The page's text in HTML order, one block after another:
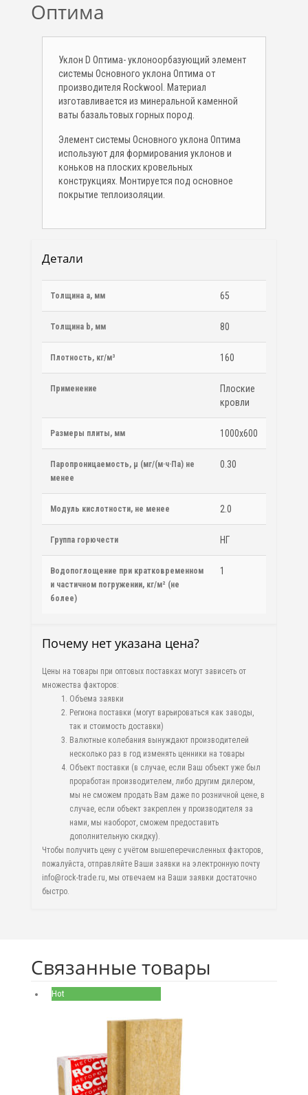
Оптима
Уклон D Оптима- уклоноорбазующий элемент
системы Основного уклона Оптима от
производителя Rockwool. Материал
изготавливается из минеральной каменной
ваты базальтовых горных пород.
Элемент системы Основного уклона Оптима
используют для формирования уклонов и
коньков на плоских кровельных
конструкциях. Монтируется под основное
покрытие теплоизоляции.
Детали
Толщина a, мм 65
Толщина b, мм 80
Плотность, кг/м³ 160
Применение
Плоские
кровли
Размеры плиты, мм 1000х600
Паропроницаемость, μ (мг/(м·ч·Па) не
менее
0.30
Модуль кислотности, не менее 2.0
Группа горючести НГ
Водопоглощение при кратковременном
и частичном погружении, кг/м² (не
более)
1
Почему нет указана цена?
Цены на товары при оптовых поставках могут зависеть от
множества факторов:
Объема заявки
Региона поставки (могут варьироваться как заводы,
так и стоимость доставки)
Валютные колебания вынуждают производителей
несколько раз в год изменять ценники на товары
Объект поставки (в случае, если Ваш объект уже был
проработан производителем, либо другим дилером,
мы не сможем продать Вам даже по розничной цене, в
случае, если объект закреплен у производителя за
нами, мы наоборот, сможем предоставить
дополнительную скидку).
Чтобы получить цену с учётом вышеперечисленных факторов,
пожалуйста, отправляйте Ваши заявки на электронную почту
info@rock-trade.ru, мы отвечаем на Ваши заявки достаточно
быстро.
Связанные товары
Hot